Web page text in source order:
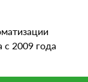
c 2009 года